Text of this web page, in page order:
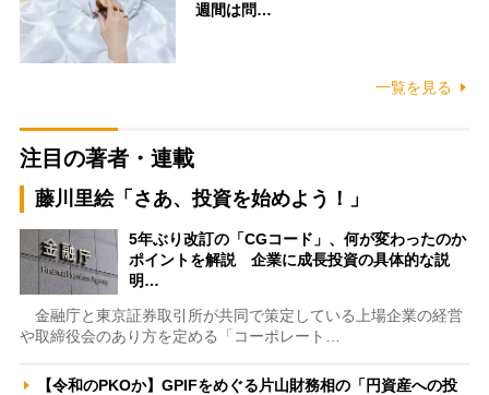
週間は問…
一覧を見る
注目の著者・連載
藤川里絵「さあ、投資を始めよう！」
5年ぶり改訂の「CGコード」、何が変わったのか
ポイントを解説 企業に成長投資の具体的な説
明…
金融庁と東京証券取引所が共同で策定している上場企業の経営
や取締役会のあり方を定める「コーポレート…
【令和のPKOか】GPIFをめぐる片山財務相の「円資産への投